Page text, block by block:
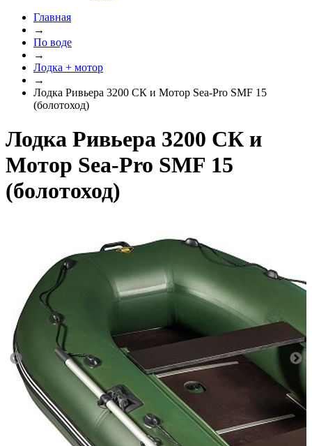
Главная
→
По воде
→
Лодка + мотор
→
Лодка Ривьера 3200 СК и Мотор Sea-Pro SMF 15
(болотоход)
Лодка Ривьера 3200 СК и
Мотор Sea-Pro SMF 15
(болотоход)